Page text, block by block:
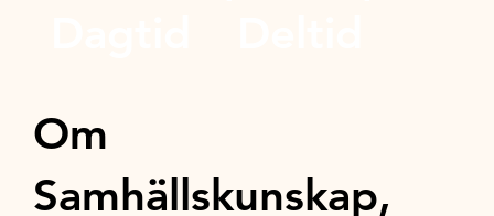
Om
Samhällskunskap,